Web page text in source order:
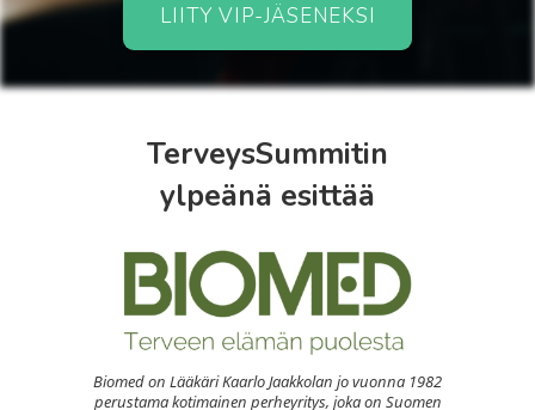
LIITY VIP-JÄSENEKSI
TerveysSummitin
ylpeänä esittää
Biomed on Lääkäri Kaarlo Jaakkolan jo vuonna 1982
perustama kotimainen perheyritys, joka on Suomen